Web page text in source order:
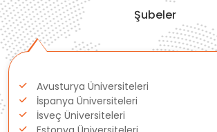
İsviçre
Polonya
Fransa
Litvanya
Şubeler
Avusturya Üniversiteleri
İspanya Üniversiteleri
İsveç Üniversiteleri